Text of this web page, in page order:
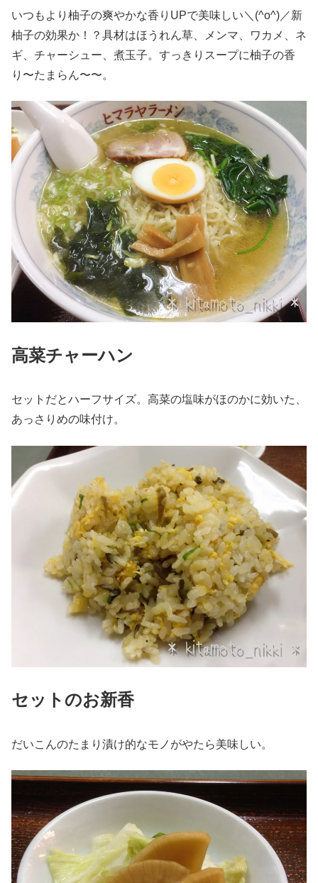
いつもより柚子の爽やかな香りUPで美味しい＼(^o^)／新
柚子の効果か！？具材はほうれん草、メンマ、ワカメ、ネ
ギ、チャーシュー、煮玉子。すっきりスープに柚子の香
り〜たまらん〜〜。
高菜チャーハン
セットだとハーフサイズ。高菜の塩味がほのかに効いた、
あっさりめの味付け。
セットのお新香
だいこんのたまり漬け的なモノがやたら美味しい。